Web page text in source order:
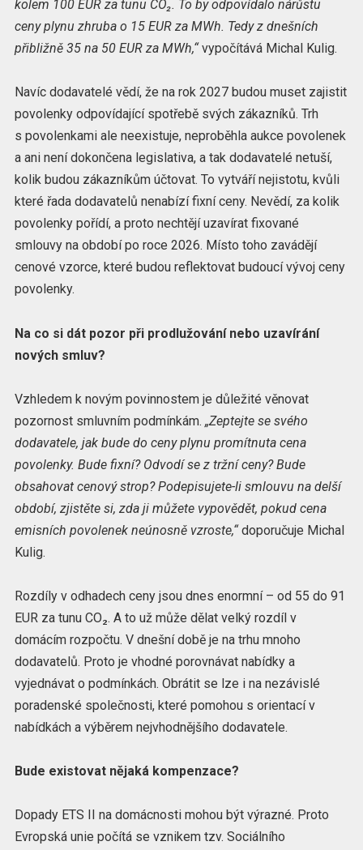
kolem 100 EUR za tunu CO₂. To by odpovídalo nárůstu
ceny plynu zhruba o 15 EUR za MWh. Tedy z dnešních
přibližně 35 na 50 EUR za MWh,“vypočítává Michal Kulig.
Navíc dodavatelé vědí, že na rok 2027 budou muset zajistit
povolenky odpovídající spotřebě svých zákazníků. Trh
s povolenkami ale neexistuje, neproběhla aukce povolenek
a ani není dokončena legislativa, a tak dodavatelé netuší,
kolik budou zákazníkům účtovat. To vytváří nejistotu, kvůli
které řada dodavatelů nenabízí fixní ceny. Nevědí, za kolik
povolenky pořídí, a proto nechtějí uzavírat fixované
smlouvy na období po roce 2026. Místo toho zavádějí
cenové vzorce, které budou reflektovat budoucí vývoj ceny
povolenky.
Na co si dát pozor při prodlužování nebo uzavírání
nových smluv?
Vzhledem k novým povinnostem je důležité věnovat
pozornost smluvním podmínkám. „Zeptejte se svého
dodavatele, jak bude do ceny plynu promítnuta cena
povolenky. Bude fixní? Odvodí se z tržní ceny? Bude
obsahovat cenový strop? Podepisujete-li smlouvu na delší
období, zjistěte si, zda ji můžete vypovědět, pokud cena
emisních povolenek neúnosně vzroste,“doporučuje Michal
Kulig.
Rozdíly v odhadech ceny jsou dnes enormní – od 55 do 91
EUR za tunu CO₂. A to už může dělat velký rozdíl v
domácím rozpočtu. V dnešní době je na trhu mnoho
dodavatelů. Proto je vhodné porovnávat nabídky a
vyjednávat o podmínkách. Obrátit se lze i na nezávislé
poradenské společnosti, které pomohou s orientací v
nabídkách a výběrem nejvhodnějšího dodavatele.
Bude existovat nějaká kompenzace?
Dopady ETS II na domácnosti mohou být výrazné. Proto
Evropská unie počítá se vznikem tzv. Sociálního